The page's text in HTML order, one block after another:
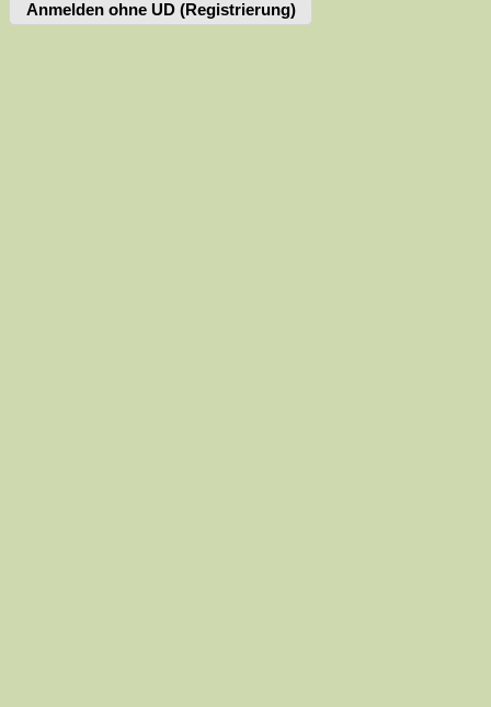
Anmelden ohne UD (Registrierung)